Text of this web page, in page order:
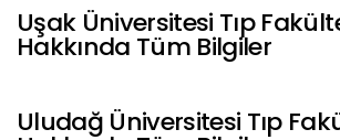
Uşak Üniversitesi Tıp
Hakkında Tüm Bilgiler
Uludağ Üniversitesi Tıp